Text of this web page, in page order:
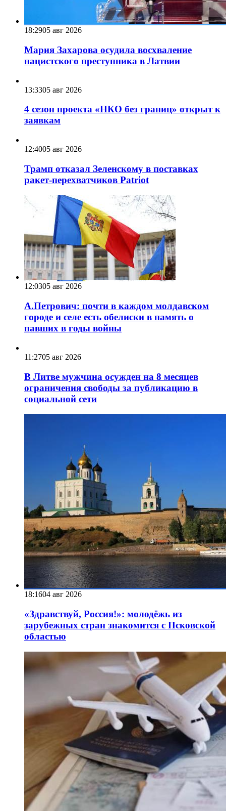
18:2905 авг 2026
Мария Захарова осудила восхваление
нацистского преступника в Латвии
13:3305 авг 2026
4 сезон проекта «НКО без границ» открыт к
заявкам
12:4005 авг 2026
Трамп отказал Зеленскому в поставках
ракет-перехватчиков Patriot
12:0305 авг 2026
А.Петрович: почти в каждом молдавском
городе и селе есть обелиски в память о
павших в годы войны
11:2705 авг 2026
В Литве мужчина осужден на 8 месяцев
ограничения свободы за публикацию в
социальной сети
18:1604 авг 2026
«Здравствуй, Россия!»: молодёжь из
зарубежных стран знакомится с Псковской
областью